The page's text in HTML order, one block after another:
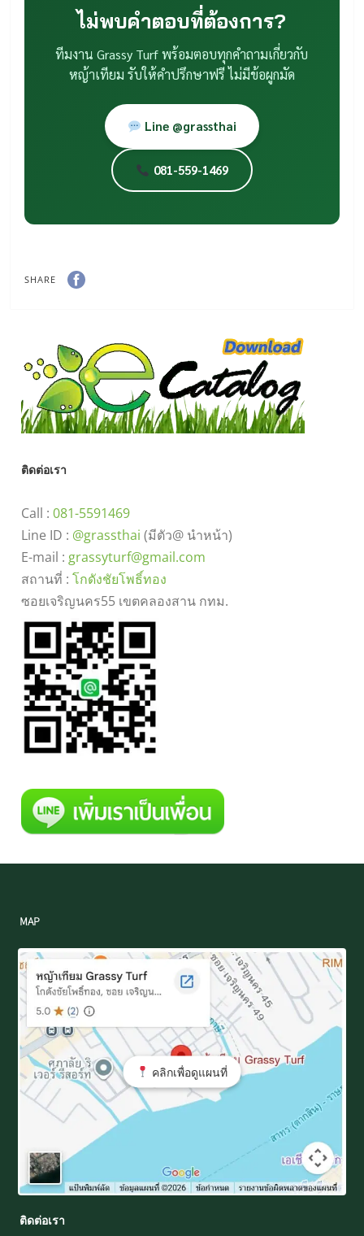
ไม่พบคำตอบที่ต้องการ?
ทีมงาน Grassy Turf พร้อมตอบทุกคำถามเกี่ยวกับ
หญ้าเทียม รับให้คำปรึกษาฟรี ไม่มีข้อผูกมัด
Line @grassthai
081-559-1469
SHARE
ติดต่อเรา
Call :081-5591469
Line ID : @grassthai (มีตัว@ นำหน้า)
E-mail : grassyturf@gmail.com
สถานที่ :โกดังชัยโพธิ์ทอง
ซอยเจริญนคร55 เขตคลองสาน กทม.
MAP
คลิกเพื่อดูแผนที่
ติดต่อเรา